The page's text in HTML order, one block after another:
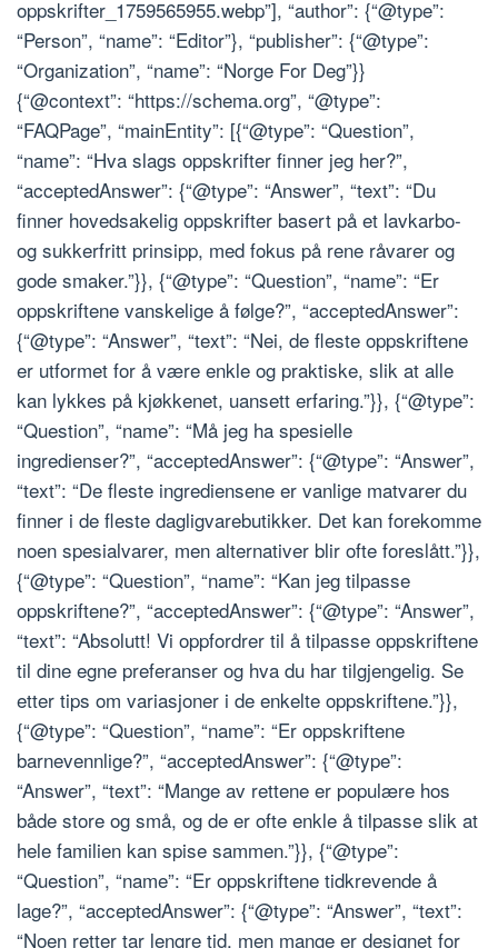
oppskrifter_1759565955.webp”], “author”: {“@type”:
“Person”, “name”: “Editor”}, “publisher”: {“@type”:
“Organization”, “name”: “Norge For Deg”}}
{“@context”: “https://schema.org”, “@type”:
“FAQPage”, “mainEntity”: [{“@type”: “Question”,
“name”: “Hva slags oppskrifter finner jeg her?”,
“acceptedAnswer”: {“@type”: “Answer”, “text”: “Du
finner hovedsakelig oppskrifter basert på et lavkarbo-
og sukkerfritt prinsipp, med fokus på rene råvarer og
gode smaker.”}}, {“@type”: “Question”, “name”: “Er
oppskriftene vanskelige å følge?”, “acceptedAnswer”:
{“@type”: “Answer”, “text”: “Nei, de fleste oppskriftene
er utformet for å være enkle og praktiske, slik at alle
kan lykkes på kjøkkenet, uansett erfaring.”}}, {“@type”:
“Question”, “name”: “Må jeg ha spesielle
ingredienser?”, “acceptedAnswer”: {“@type”: “Answer”,
“text”: “De fleste ingrediensene er vanlige matvarer du
finner i de fleste dagligvarebutikker. Det kan forekomme
noen spesialvarer, men alternativer blir ofte foreslått.”}},
{“@type”: “Question”, “name”: “Kan jeg tilpasse
oppskriftene?”, “acceptedAnswer”: {“@type”: “Answer”,
“text”: “Absolutt! Vi oppfordrer til å tilpasse oppskriftene
til dine egne preferanser og hva du har tilgjengelig. Se
etter tips om variasjoner i de enkelte oppskriftene.”}},
{“@type”: “Question”, “name”: “Er oppskriftene
barnevennlige?”, “acceptedAnswer”: {“@type”:
“Answer”, “text”: “Mange av rettene er populære hos
både store og små, og de er ofte enkle å tilpasse slik at
hele familien kan spise sammen.”}}, {“@type”:
“Question”, “name”: “Er oppskriftene tidkrevende å
lage?”, “acceptedAnswer”: {“@type”: “Answer”, “text”:
“Noen retter tar lengre tid, men mange er designet for